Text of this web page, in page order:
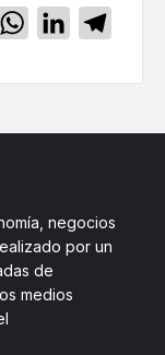
WhatsApp
LinkedIn
negocios
por un
de
medios